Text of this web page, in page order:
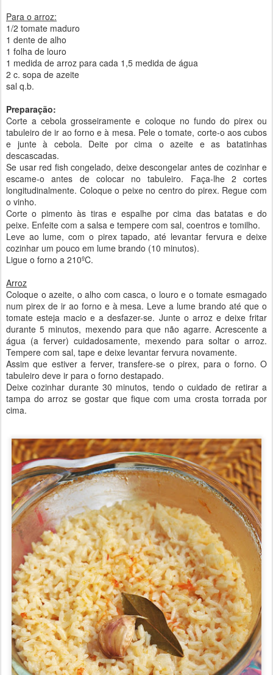
Para o arroz:
1/2 tomate maduro
1 dente de alho
1 folha de louro
1 medida de arroz para cada 1,5 medida de água
2 c. sopa de azeite
sal q.b.
Preparação:
Corte a cebola grosseiramente e coloque no fundo do pirex ou
tabuleiro de ir ao forno e à mesa. Pele o tomate, corte-o aos cubos
e junte à cebola. Deite por cima o azeite e as batatinhas
descascadas.
Se usar red fish congelado, deixe descongelar antes de cozinhar e
escame-o antes de colocar no tabuleiro. Faça-lhe 2 cortes
longitudinalmente. Coloque o peixe no centro do pirex. Regue com
o vinho.
Corte o pimento às tiras e espalhe por cima das batatas e do
peixe. Enfeite com a salsa e tempere com sal, coentros e tomilho.
Leve ao lume, com o pirex tapado, até levantar fervura e deixe
cozinhar um pouco em lume brando (10 minutos).
Ligue o forno a 210ºC.
Arroz
Coloque o azeite, o alho com casca, o louro e o tomate esmagado
num pirex de ir ao forno e à mesa. Leve a lume brando até que o
tomate esteja macio e a desfazer-se. Junte o arroz e deixe fritar
durante 5 minutos, mexendo para que não agarre. Acrescente a
água (a ferver) cuidadosamente, mexendo para soltar o arroz.
Tempere com sal, tape e deixe levantar fervura novamente.
Assim que estiver a ferver, transfere-se o pirex, para o forno. O
tabuleiro deve ir para o forno destapado.
Deixe cozinhar durante 30 minutos, tendo o cuidado de retirar a
tampa do arroz se gostar que fique com uma crosta torrada por
cima.